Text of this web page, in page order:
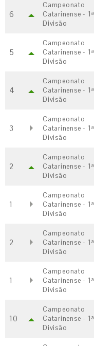
6
Campeonato
Catarinense - 1ª
Divisão
5
Campeonato
Catarinense - 1ª
Divisão
4
Campeonato
Catarinense - 1ª
Divisão
3
Campeonato
Catarinense - 1ª
Divisão
2
Campeonato
Catarinense - 1ª
Divisão
1
Campeonato
Catarinense - 1ª
Divisão
2
Campeonato
Catarinense - 1ª
Divisão
1
Campeonato
Catarinense - 1ª
Divisão
10
Campeonato
Catarinense - 1ª
Divisão